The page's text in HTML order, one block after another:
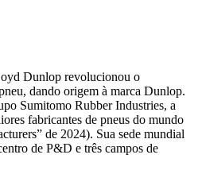
Dunlop revolucionou o
dando origem à marca Dunlop.
Sumitomo Rubber Industries, a
fabricantes de pneus do mundo
de 2024). Sua sede mundial
de P&D e três campos de